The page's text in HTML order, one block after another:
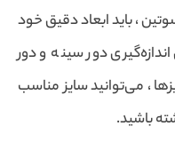
، باید ابعاد دقیق خود
دور سینه و دور
، می‌توانید سایز مناسب
باشید.